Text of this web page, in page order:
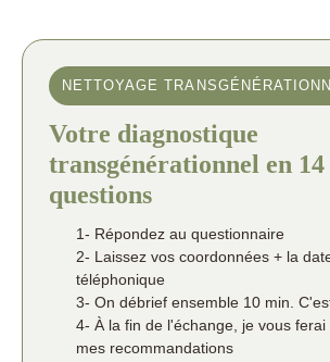
NETTOYAGE
Votre diagnostique
transgénérationnel en 14
questions
1- Répondez au questionnaire
2- Laissez vos coordonnées + la
téléphonique
3- On débrief ensemble 10 min.
4- À la fin de l'échange, je vous ferai
mes recommandations